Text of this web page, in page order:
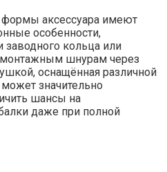
аксессуара имеют
особенности,
кольца или
монтажным шнурам через
оснащённая различной
значительно
шансы на
даже при полной